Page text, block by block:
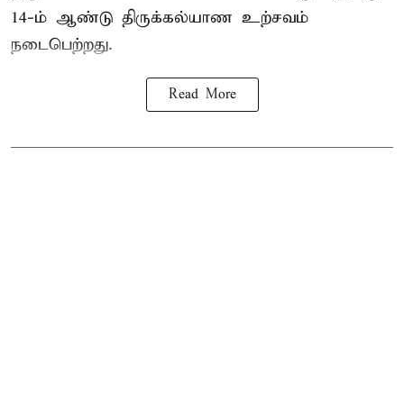
14-ம் ஆண்டு திருக்கல்யாண உற்சவம்
நடைபெற்றது.
Read More